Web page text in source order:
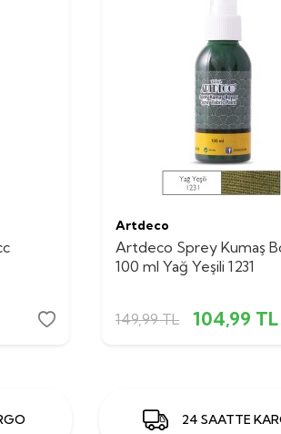
Artdeco
Artdeco Sprey Kumaş
100 ml Yağ Yeşili 1231
149,99TL 104,99 TL
24 SAATTE